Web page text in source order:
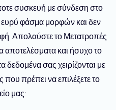
συσκευή με σύνδεση στο
ευρύ φάσμα μορφών και δεν
Απολαύστε το Μετατροπές
και ήσυχο το
δεδομένα σας χειρίζονται με
πρέπει να επιλέξετε το
μας: